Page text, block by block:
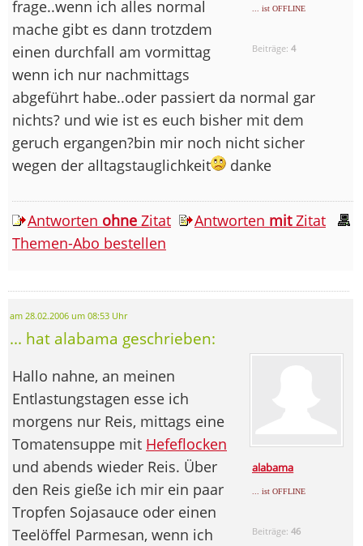
... ist OFFLINE
Beiträge:4
frage..wenn ich alles normal
mache gibt es dann trotzdem
einen durchfall am vormittag
wenn ich nur nachmittags
abgeführt habe..oder passiert da normal gar
nichts? und wie ist es euch bisher mit dem
geruch ergangen?bin mir noch nicht sicher
wegen der alltagstauglichkeit
danke
Antworten ohne Zitat Antworten mitZitat
Themen-Abo bestellen
am 28.02.2006 um 08:53 Uhr
... hat alabama geschrieben:
alabama
... ist OFFLINE
Beiträge:46
Hallo nahne, an meinen
Entlastungstagen esse ich
morgens nur Reis, mittags eine
Tomatensuppe mit Hefeflocken
und abends wieder Reis. Über
den Reis gieße ich mir ein paar
Tropfen Sojasauce oder einen
Teelöffel Parmesan, wenn ich